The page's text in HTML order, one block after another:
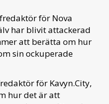
för Nova
har blivit attackerad
att berätta om hur
sin ockuperade
för Kavyn.City,
hur det är att